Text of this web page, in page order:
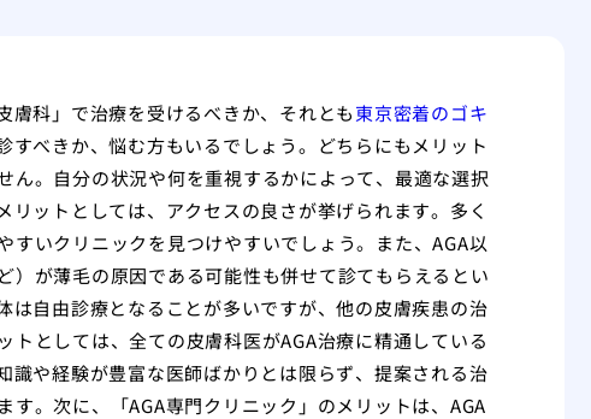
膚科」で治療を受けるべきか、それとも東京密着のゴキ
すべきか、悩む方もいるでしょう。どちらにもメリット
ん。自分の状況や何を重視するかによって、最適な選択
ットとしては、アクセスの良さが挙げられます。多く
いクリニックを見つけやすいでしょう。また、AGA以
が薄毛の原因である可能性も併せて診てもらえるとい
は自由診療となることが多いですが、他の皮膚疾患の治
としては、全ての皮膚科医がAGA治療に精通している
識や経験が豊富な医師ばかりとは限らず、提案される治
。次に、「AGA専門クリニック」のメリットは、AGA